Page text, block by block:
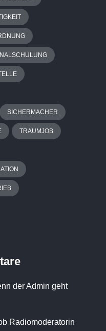
SICHERMACHER
TRAUMJOB
der Admin geht
Radiomoderatorin